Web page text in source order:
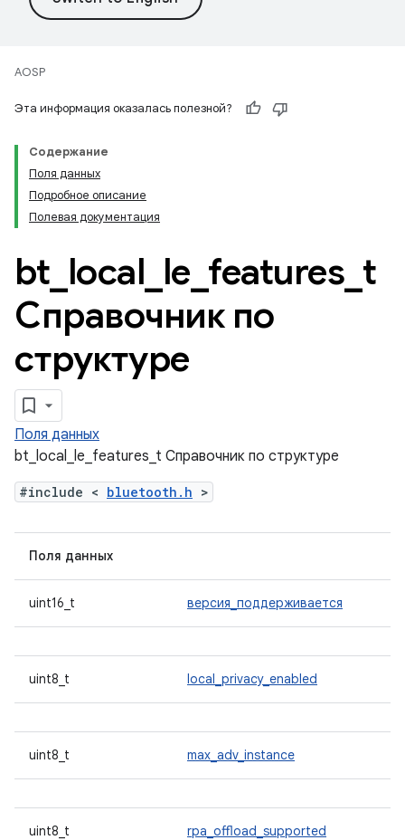
AOSP
Эта информация оказалась полезной?
Содержание
Поля данных
Подробное описание
Полевая документация
bt local le features t
Справочник по
структуре
Поля данных
bt_local_le_features_t Справочник по структуре
#include < bluetooth.h >
Поля данных
uint16_t версия_поддерживается
uint8_t local_privacy_enabled
uint8_t max_adv_instance
uint8_t rpa_offload_supported